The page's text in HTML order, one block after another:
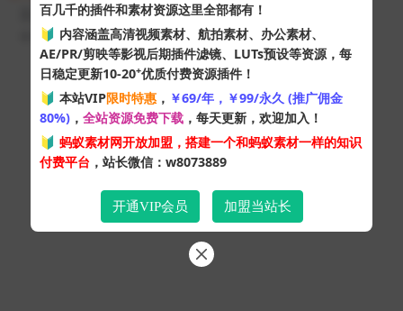
五一劳动节劳动模范人物PPT
模板37 10
Copyright © 2024蚂蚁素材网- 版权所有 All rights reserved.
粤ICP备19095528号
XML网站地图HTML网站地图 百度地图
SQL：41
Pages：0.33296s
百几千的插件和素材资源这里全部都有！
🔰 内容涵盖高清视频素材、航拍素材、办公素材、
AE/PR/剪映等影视后期插件滤镜、LUTs预设等资源，每
日稳定更新10-20+优质付费资源插件！
🔰 本站VIP限时特惠 ， ￥69/年，￥99/永久 (推广佣金
80%) ， 全站资源免费下载 ，每天更新，欢迎加入！
🔰 蚂蚁素材网开放加盟，搭建一个和蚂蚁素材一样的知识
付费平台 ，站长微信：w8073889
开通VIP会员 加盟当站长